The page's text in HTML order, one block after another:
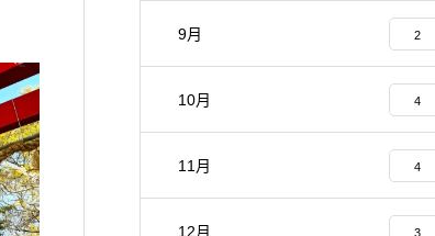
9月 2
10月 4
11月 4
12月 3